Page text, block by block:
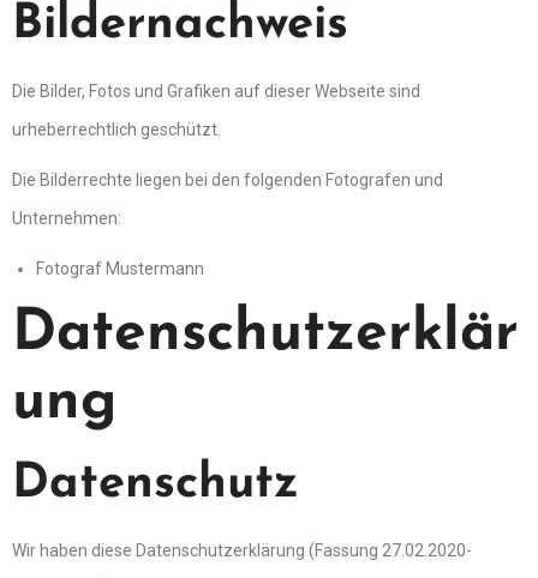
Bildernachweis
Die Bilder, Fotos und Grafiken auf dieser Webseite sind
urheberrechtlich geschützt.
Die Bilderrechte liegen bei den folgenden Fotografen und
Unternehmen:
Fotograf Mustermann
Datenschutzerklär
ung
Datenschutz
Wir haben diese Datenschutzerklärung (Fassung 27.02.2020-